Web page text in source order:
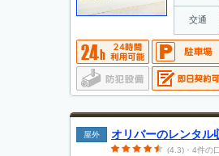
交通
屋外 オリバーのレンタ
(4.3)・4件の